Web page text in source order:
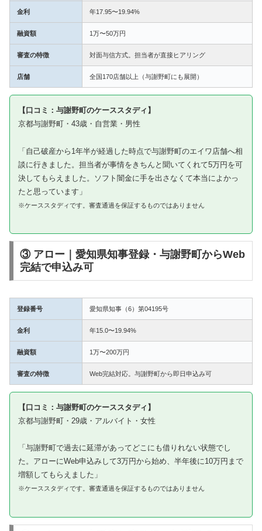
金利 年17.95〜19.94%
融資額 1万〜50万円
審査の特徴 対面与信方式。担当者が直接ヒアリング
店舗 全国170店舗以上（与謝野町にも展開）
【口コミ：与謝野町のケーススタディ】
京都与謝野町・43歳・自営業・男性
「自己破産から1年半が経過した時点で与謝野町のエイワ店舗へ相
談に行きました。担当者が事情をきちんと聞いてくれて5万円を可
決してもらえました。ソフト闇金に手を出さなくて本当によかっ
たと思っています」
※ケーススタディです。審査通過を保証するものではありません
③ アロー｜愛知県知事登録・与謝野町からWeb
完結で申込み可
登録番号 愛知県知事（6）第04195号
金利 年15.0〜19.94%
融資額 1万〜200万円
審査の特徴 Web完結対応。与謝野町から即日申込み可
【口コミ：与謝野町のケーススタディ】
京都与謝野町・29歳・アルバイト・女性
「与謝野町で過去に延滞があってどこにも借りれない状態でし
た。アローにWeb申込みして3万円から始め、半年後に10万円まで
増額してもらえました」
※ケーススタディです。審査通過を保証するものではありません